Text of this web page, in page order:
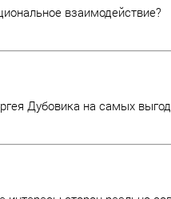
взаимодействие?
Дубовика на самых